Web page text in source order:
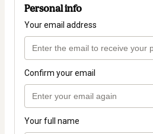
Personal info
Your email address
Confirm your email
Your full name